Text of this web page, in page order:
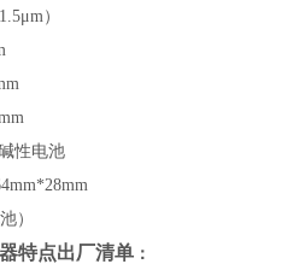
）
性电池
）
特点出厂清单 ：